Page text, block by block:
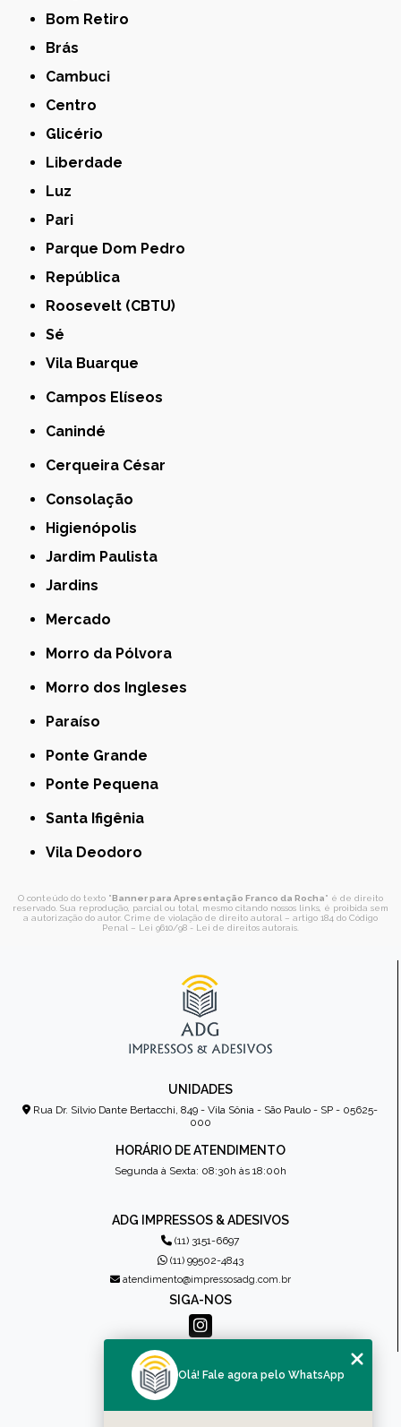
Bom Retiro
Brás
Cambuci
Centro
Glicério
Liberdade
Luz
Pari
Parque Dom Pedro
República
Roosevelt (CBTU)
Sé
Vila Buarque
Campos Elíseos
Canindé
Cerqueira César
Consolação
Higienópolis
Jardim Paulista
Jardins
Mercado
Morro da Pólvora
Morro dos Ingleses
Paraíso
Ponte Grande
Ponte Pequena
Santa Ifigênia
Vila Deodoro
O conteúdo do texto "Banner para Apresentação Franco da Rocha" é de direito
reservado. Sua reprodução, parcial ou total, mesmo citando nossos links, é proibida sem
a autorização do autor. Crime de violação de direito autoral – artigo 184 do Código
Penal – Lei 9610/98 - Lei de direitos autorais
UNIDADES
Rua Dr. Sílvio Dante Bertacchi, 849 - Vila Sônia - São Paulo - SP - 05625-
000
HORÁRIO DE ATENDIMENTO
Segunda à Sexta: 08:30h às 18:00h
ADG IMPRESSOS & ADESIVOS
(11) 3151-6697
(11) 99502-4843
atendimento@impressosadg.com.br
SIGA-NOS
MENU
QUEM SOMOS
Olá! Fale agora pelo WhatsApp